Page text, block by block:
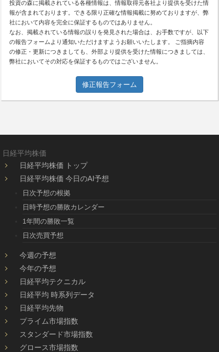
投資の森に掲載されている各種情報は、情報取得元各社より提供を受けた情
報が含まれております。できる限り正確な情報掲載に努めておりますが、弊
社において内容を完全に保証するものではありません。
なお、掲載されている情報の誤りを発見された場合は、お手数ですが、以下
の報告フォームより通知いただけますようお願いいたします。 ご指摘内容
の修正・更新につきましても、外部より提供を受けた情報につきましては、
弊社においてその対応を保証するものではございません。
修正報告フォーム
日経平均株価
日経平均株価 トップ
日経平均株価 今日のAI予想
日次予想の根拠
日時予想の勝敗カレンダー
1年間の勝敗一覧
日次売買予想
今週の予想
今年の予想
日経平均テクニカル
日経平均 時系列データ
日経平均先物
プライム市場指数
スタンダード市場指数
グロース市場指数